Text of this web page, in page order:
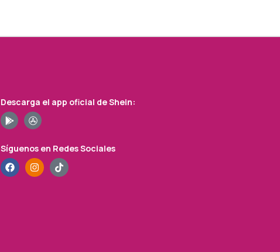
Descarga el app oficial de Shein:
Síguenos en Redes Sociales